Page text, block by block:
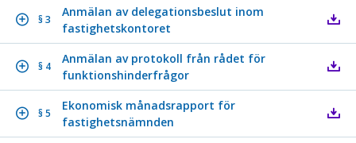
§ 3
Anmälan av delegationsbeslut inom
fastighetskontoret
§ 4
Anmälan av protokoll från rådet för
funktionshinderfrågor
§ 5
Ekonomisk månadsrapport för
fastighetsnämnden